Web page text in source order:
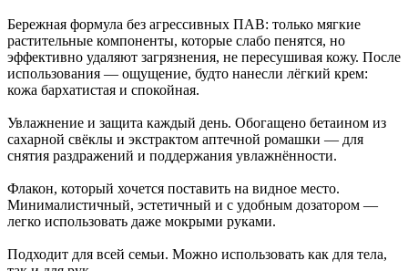
Бережная формула без агрессивных ПАВ: только мягкие
растительные компоненты, которые слабо пенятся, но
эффективно удаляют загрязнения, не пересушивая кожу. После
использования — ощущение, будто нанесли лёгкий крем:
кожа бархатистая и спокойная.
Увлажнение и защита каждый день. Обогащено бетаином из
сахарной свёклы и экстрактом аптечной ромашки — для
снятия раздражений и поддержания увлажнённости.
Флакон, который хочется поставить на видное место.
Минималистичный, эстетичный и с удобным дозатором —
легко использовать даже мокрыми руками.
Подходит для всей семьи. Можно использовать как для тела,